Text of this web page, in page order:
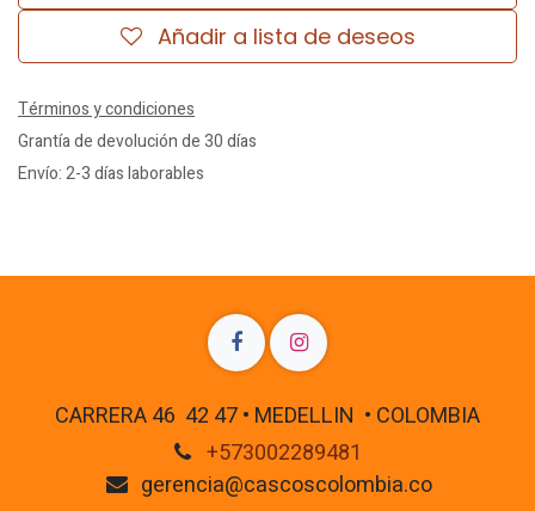
Añadir a lista de deseos
Términos y condiciones
Grantía de devolución de 30 días
Envío: 2-3 días laborables
CARRERA 46 42 47 • MEDELLIN • COLOMBIA
+573002289481
gerencia@cascoscolombia.co